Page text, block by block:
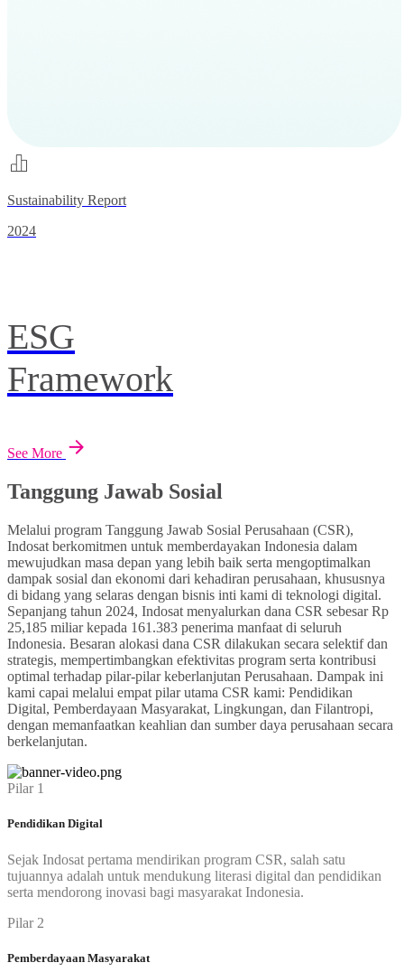
Sustainability Report
2024
ESG
Framework
See More
Tanggung Jawab Sosial
Melalui program Tanggung Jawab Sosial Perusahaan (CSR),
Indosat berkomitmen untuk memberdayakan Indonesia dalam
mewujudkan masa depan yang lebih baik serta mengoptimalkan
dampak sosial dan ekonomi dari kehadiran perusahaan, khususnya
di bidang yang selaras dengan bisnis inti kami di teknologi digital.
Sepanjang tahun 2024, Indosat menyalurkan dana CSR sebesar Rp
25,185 miliar kepada 161.383 penerima manfaat di seluruh
Indonesia. Besaran alokasi dana CSR dilakukan secara selektif dan
strategis, mempertimbangkan efektivitas program serta kontribusi
optimal terhadap pilar-pilar keberlanjutan Perusahaan. Dampak ini
kami capai melalui empat pilar utama CSR kami: Pendidikan
Digital, Pemberdayaan Masyarakat, Lingkungan, dan Filantropi,
dengan memanfaatkan keahlian dan sumber daya perusahaan secara
berkelanjutan.
Pilar 1
Pendidikan Digital
Sejak Indosat pertama mendirikan program CSR, salah satu
tujuannya adalah untuk mendukung literasi digital dan pendidikan
serta mendorong inovasi bagi masyarakat Indonesia.
Pilar 2
Pemberdayaan Masyarakat